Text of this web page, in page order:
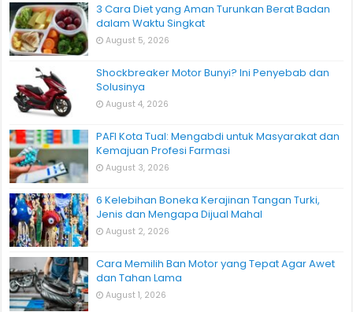
3 Cara Diet yang Aman Turunkan Berat Badan
dalam Waktu Singkat
August 5, 2026
Shockbreaker Motor Bunyi? Ini Penyebab dan
Solusinya
August 4, 2026
PAFI Kota Tual: Mengabdi untuk Masyarakat dan
Kemajuan Profesi Farmasi
August 3, 2026
6 Kelebihan Boneka Kerajinan Tangan Turki,
Jenis dan Mengapa Dijual Mahal
August 2, 2026
Cara Memilih Ban Motor yang Tepat Agar Awet
dan Tahan Lama
August 1, 2026